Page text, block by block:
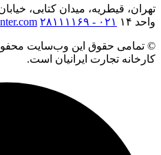
واحد ۱۴
۰۲۱ - ۲۸۱۱۱۱۶۹
© تمامی حقوق این وب‌سایت
کارخانه تجارت ایرانیان است.